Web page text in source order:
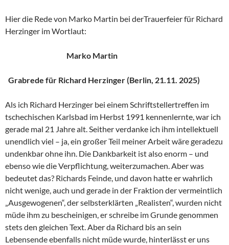
Hier die Rede von Marko Martin bei derTrauerfeier für Richard
Herzinger im Wortlaut:
Marko Martin
Grabrede für Richard Herzinger (Berlin, 21.11. 2025)
Als ich Richard Herzinger bei einem Schriftstellertreffen im
tschechischen Karlsbad im Herbst 1991 kennenlernte, war ich
gerade mal 21 Jahre alt. Seither verdanke ich ihm intellektuell
unendlich viel – ja, ein großer Teil meiner Arbeit wäre geradezu
undenkbar ohne ihn. Die Dankbarkeit ist also enorm – und
ebenso wie die Verpflichtung, weiterzumachen. Aber was
bedeutet das? Richards Feinde, und davon hatte er wahrlich
nicht wenige, auch und gerade in der Fraktion der vermeintlich
„Ausgewogenen“, der selbsterklärten „Realisten“, wurden nicht
müde ihm zu bescheinigen, er schreibe im Grunde genommen
stets den gleichen Text. Aber da Richard bis an sein
Lebensende ebenfalls nicht müde wurde, hinterlässt er uns